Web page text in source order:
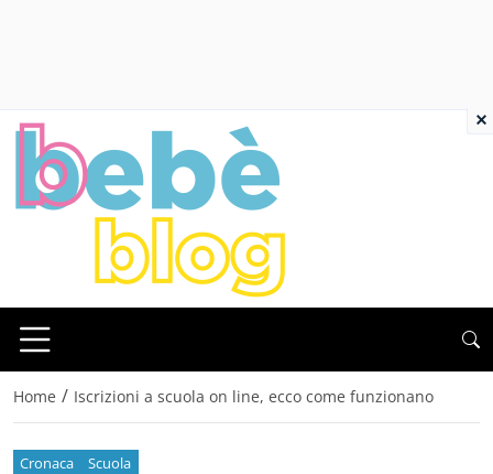
Home / Iscrizioni a scuola on line, ecco come funzionano
Cronaca Scuola
×